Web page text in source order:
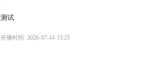
测试
开播时间: 2026-07-14 13:25